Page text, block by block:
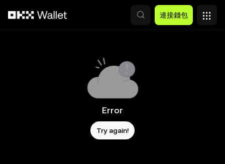
連接錢包
Error
Try again!